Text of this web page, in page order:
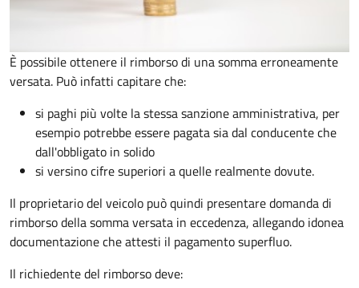
È possibile ottenere il rimborso di una somma erroneamente
versata. Può infatti capitare che:
si paghi più volte la stessa sanzione amministrativa, per
esempio potrebbe essere pagata sia dal conducente che
dall'obbligato in solido
si versino cifre superiori a quelle realmente dovute.
Il proprietario del veicolo può quindi presentare domanda di
rimborso della somma versata in eccedenza, allegando idonea
documentazione che attesti il pagamento superfluo.
Il richiedente del rimborso deve: